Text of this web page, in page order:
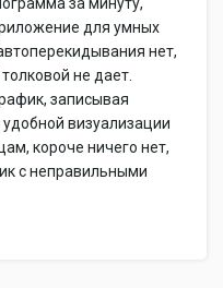
для умных
нет,
не дает.
записывая
визуализации
короче ничего нет,
с неправильными